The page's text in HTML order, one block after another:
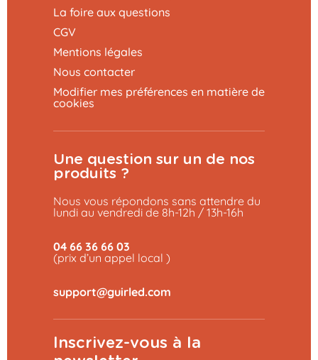
La foire aux questions
CGV
Mentions légales
Nous contacter
Modifier mes préférences en matière de
cookies
Une question sur un de nos
produits ?
Nous vous répondons sans attendre du
lundi au vendredi de 8h-12h / 13h-16h
04 66 36 66 03
(prix d’un appel local )
Inscrivez-vous à la